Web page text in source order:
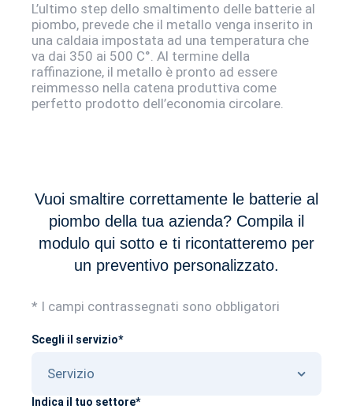
L’ultimo step dello smaltimento delle batterie al
piombo, prevede che il metallo venga inserito in
una caldaia impostata ad una temperatura che
va dai 350 ai 500 C°. Al termine della
raffinazione, il metallo è pronto ad essere
reimmesso nella catena produttiva come
perfetto prodotto dell’economia circolare.
Vuoi smaltire correttamente le batterie al
piombo della tua azienda? Compila il
modulo qui sotto e ti ricontatteremo per
un preventivo personalizzato.
* I campi contrassegnati sono obbligatori
Scegli il servizio*
Indica il tuo settore*